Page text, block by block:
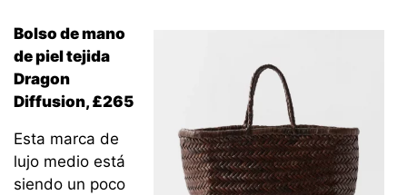
Bolso de mano
de piel tejida
Dragon
Diffusion, £265
Esta marca de
lujo medio está
siendo un poco